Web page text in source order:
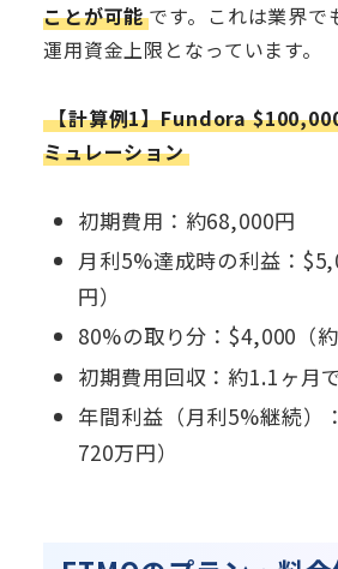
ことが可能です。これは業界で
運用資金上限となっています。
【計算例1】Fundora
ミュレーション
初期費用：約68,000円
月利5%達成時の利益：
円）
80%の取り分：$4,000（約
初期費用回収：約1.1ヶ月
年間利益（月利5%継続）
720万円）